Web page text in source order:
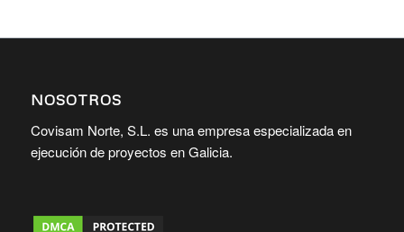
NOSOTROS
Covisam Norte, S.L. es una empresa especializada en
ejecución de proyectos en Galicia.